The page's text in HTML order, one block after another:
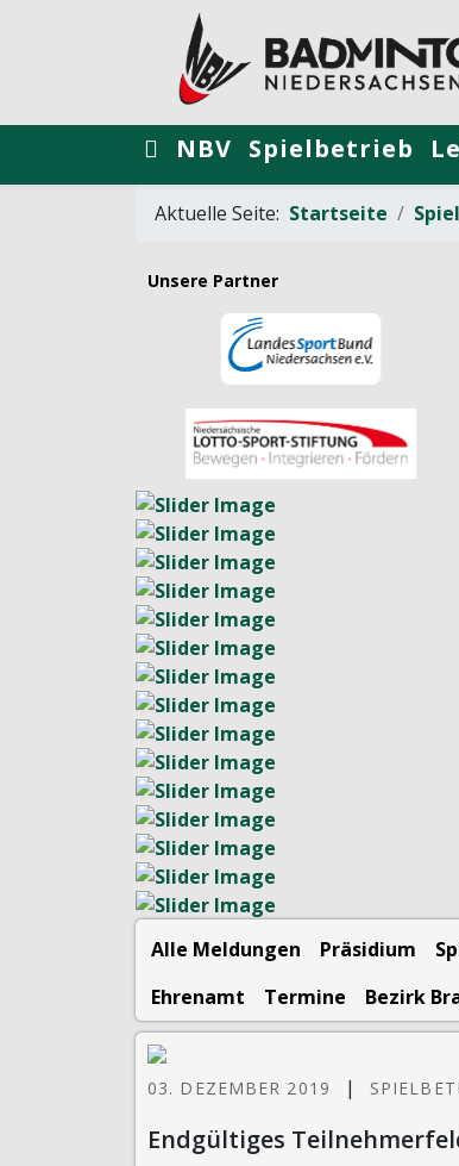
NBV Spielbetrieb
Aktuelle Seite: Startseite
Unsere Partner
Alle Meldungen Präsidium
Ehrenamt
Termine Bezirk
03. DEZEMBER 2019 |
Endgültiges